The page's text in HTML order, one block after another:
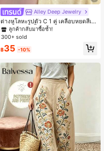
Alley Deep Jewelry
ต่างหูโลหะรูปตัว C 1 คู่ เคลือบหยดสีเห
ลือง ลายจุดสีน้ำเงิน สไตล์ยุโรปและอเม
ริกัน แฟชั่นส่วนตัว หวานและสง่างาม
ดินทาง งานแต่งงาน ปาร์ตี้ วันเกิด ของ
#1 ขายดี ใน โบโฮ ต่างหูผู้หญิง
ลูกค้ากลับมาซื้อซ้ำ!
เกือบหมดแล้ว!
#1 ขายดี ใน โบโฮ ต่างหูผู้หญิง
ลูกค้ากลับมาซื้อซ้ำ!
เกือบหมดแล้ว!
#1 ขายดี ใน โบโฮ ต่างหูผู้หญิง
ลูกค้ากลับมาซื้อซ้ำ!
เกือบหมดแล้ว!
#1 ขายดี
ใน โบโฮ ต่างหูผู้หญิง
เกือบหมดแล้ว!
300+ sold
฿35 -10%